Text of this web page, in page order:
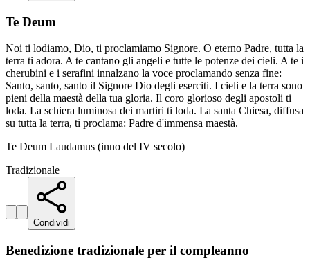
Te Deum
Noi ti lodiamo, Dio, ti proclamiamo Signore. O eterno Padre, tutta la
terra ti adora. A te cantano gli angeli e tutte le potenze dei cieli. A te i
cherubini e i serafini innalzano la voce proclamando senza fine:
Santo, santo, santo il Signore Dio degli eserciti. I cieli e la terra sono
pieni della maestà della tua gloria. Il coro glorioso degli apostoli ti
loda. La schiera luminosa dei martiri ti loda. La santa Chiesa, diffusa
su tutta la terra, ti proclama: Padre d'immensa maestà.
Te Deum Laudamus (inno del IV secolo)
Tradizionale
Condividi
Benedizione tradizionale per il compleanno